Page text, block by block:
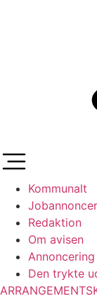
Kommunalt
Jobannoncer
Redaktion
Om avisen
Annoncering
Den trykte